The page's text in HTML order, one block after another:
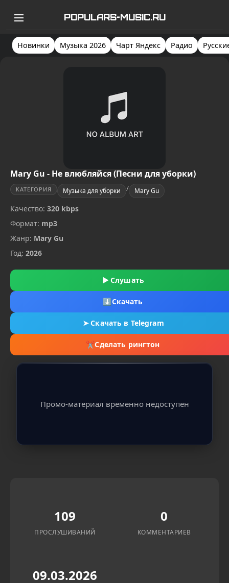
POPULARS-MUSIC.RU
Новинки Музыка 2026 Чарт Яндекс Радио
Mary Gu - Не влюбляйся (Песни для уборки)
КАТЕГОРИЯ Музыка для уборки / Mary Gu
Качество: 320 kbps
Формат: mp3
Жанр: Mary Gu
Год: 2026
▶ Слушать
⬇Скачать
➤Скачать в Telegram
✂Сделать рингтон
Промо-материал временно недоступен
109
ПРОСЛУШИВАНИЙ
0
КОММЕНТАРИЕВ
09.03.2026